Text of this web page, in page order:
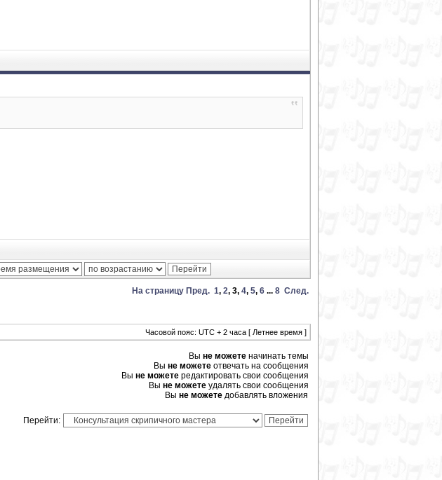
На страницу Пред. 1, 2, 3, 4, 5, 6 ... 8 След.
Часовой пояс: UTC + 2 часа [ Летнее время ]
Вы не можете начинать темы
Вы не можете отвечать на сообщения
Вы не можете редактировать свои сообщения
Вы не можете удалять свои сообщения
Вы не можете добавлять вложения
Перейти: